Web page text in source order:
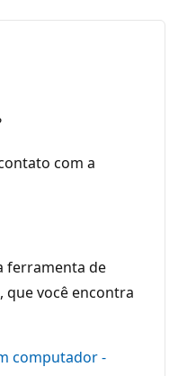
com a
ferramenta de
que você encontra
computador -